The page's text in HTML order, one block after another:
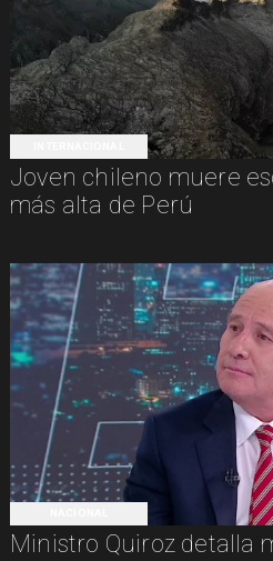
Joven chileno muere
más alta de Perú
Ministro Quiroz detalla